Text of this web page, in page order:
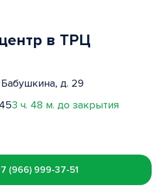
в ТРЦ
д. 29
3 ч. 48 м. до закрытия
(966) 999-37-51